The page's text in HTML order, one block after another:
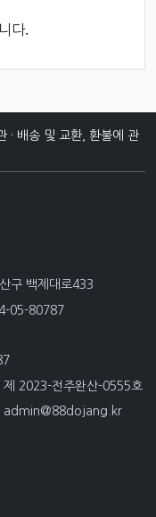
다.
· 배송 및 교환, 환불에 관
구 백제대로433
05-80787
제 2023-전주완산-0555호
: admin@88dojang.kr